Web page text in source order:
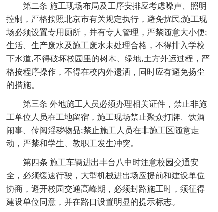
第二条 施工现场布局及工序安排应考虑噪声、照明
控制，严格按照北京市有关规定执行，避免扰民;施工现
场必须设置专用厕所，并有专人管理，严禁随意大小便;
生活、生产废水及施工废水未处理合格，不得排入学校
下水道;不得破坏校园里的树木、绿地;土方外运过程，严
格按程序操作，不得在校内外遗洒，同时应有避免扬尘
的措施。
第三条 外地施工人员必须办理相关证件，禁止非施
工单位人员在工地留宿，施工现场禁止聚众打牌、饮酒
闹事、传阅淫秽物品;禁止施工人员在非施工区随意走
动，严禁和学生、教职工发生冲突。
第四条 施工车辆进出丰台八中时注意校园交通安
全，必须缓速行驶，大型机械进出场应提前和建设单位
协商，避开校园交通高峰期，必须封路施工时，须征得
建设单位同意，并在路口设置明显的提示标志。